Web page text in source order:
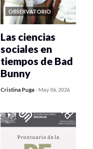
OBSERVATORIO
Las ciencias
sociales en
tiempos de Bad
Bunny
Cristina Puga -May 06, 2026